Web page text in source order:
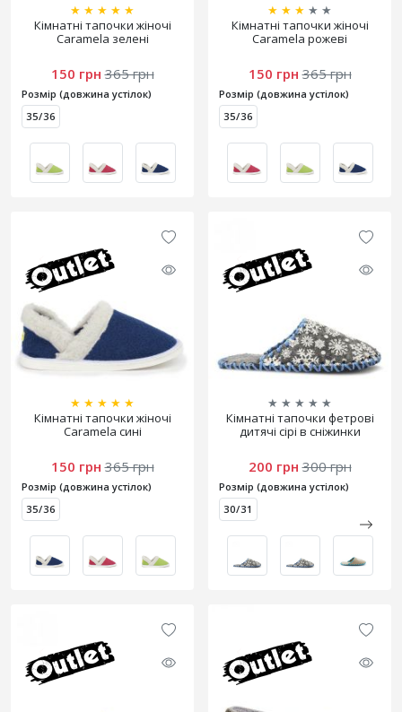
★ ★ ★ ★ ★
Кімнатні тапочки жіночі
Caramela зелені
150 грн 365 грн
Розмір (довжина устілок)
35/36
★ ★ ★ ★ ★
Кімнатні тапочки жіночі
Caramela рожеві
150 грн 365 грн
Розмір (довжина устілок)
35/36
★ ★ ★ ★ ★
Кімнатні тапочки жіночі
Caramela сині
150 грн 365 грн
Розмір (довжина устілок)
35/36
★ ★ ★ ★ ★
Кімнатні тапочки фетрові
дитячі сірі в сніжинки
200 грн 300 грн
Розмір (довжина устілок)
30/31